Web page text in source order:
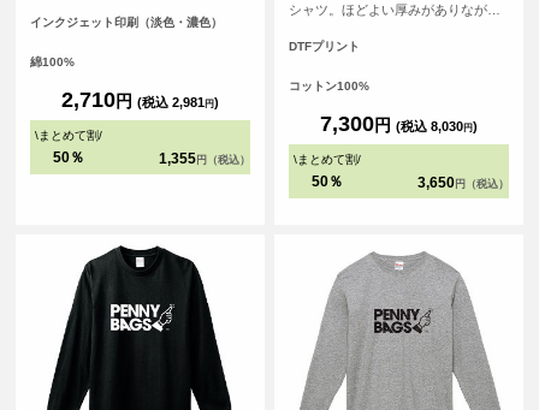
で背番号や名前、ロゴを入れて、お
フォーム）を作りましょう！！
インクジェット印刷（淡色・濃色）
綿100%
2,710円 (税込 2,981円)
\まとめて割/
50％ 1,355 円（税込）
シャツ。ほどよい厚みがありながら
ンナーとしても使いやすいバランス
ス生産ならではのベーシックでタフ
ん、プリントやカスタム用ボディと
しても幅広く活用できる一着です。
<br> ※お客様の閲覧環境により、商
がございます。
DTFプリント
コットン100%
7,300円 (税込 8,030円)
\まとめて割/
50％ 3,650 円（税込）